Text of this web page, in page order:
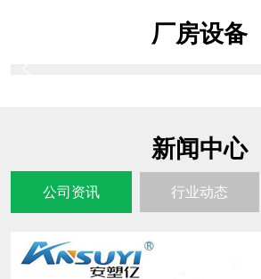
厂房设备
新闻中心
公司资讯 行业动态